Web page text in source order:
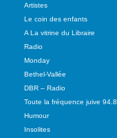
Artistes
Le coin des enfants
A La vitrine du Libraire
Radio
Monday
Bethel-Vallée
DBR – Radio
Toute la fréquence juive 94.8
Humour
Insolites